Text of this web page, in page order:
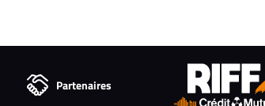
Partenaires